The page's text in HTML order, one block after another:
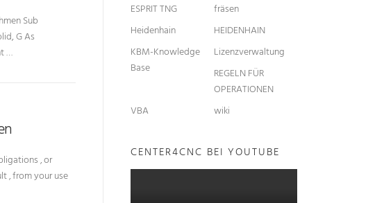
Sub
G As
…
‚ or
‚ from your use
ESPRIT TNG
fräsen
Heidenhain
HEIDENHAIN
KBM-Knowledge
Base
Lizenzverwaltung
REGELN FÜR
OPERATIONEN
VBA
wiki
CENTER4CNC BEI YOUTUBE